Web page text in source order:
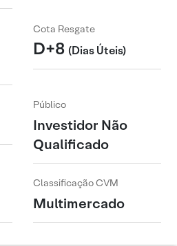
Cota Resgate
D+8 (Dias Úteis)
Público
Investidor Não
Qualificado
Classificação CVM
Multimercado